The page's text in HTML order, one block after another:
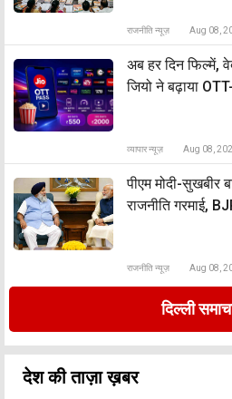
राजनीति न्यूज़ Aug 08,
अब हर दिन फिल्में,
जियो ने बढ़ाया
व्यापार न्यूज़ Aug 08,
पीएम मोदी-सुखबीर
राजनीति गरमाई,
राजनीति न्यूज़ Aug 08,
दिल्ली
देश की ताज़ा ख़बर